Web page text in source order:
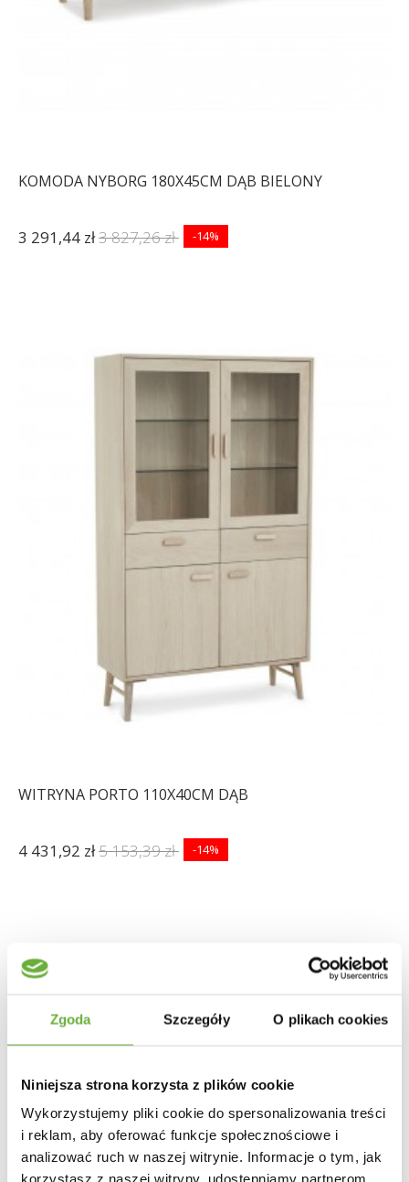
Zgoda Szczegóły O plikach cookies
Niniejsza strona korzysta z plików cookie
Wykorzystujemy pliki cookie do spersonalizowania treści
i reklam, aby oferować funkcje społecznościowe i
analizować ruch w naszej witrynie. Informacje o tym, jak
korzystasz z naszej witryny, udostępniamy partnerom
KOMODA NYBORG 180X45CM DĄB BIELONY
3 291,44 zł3 827,26 zł -14%
WITRYNA PORTO 110X40CM DĄB
4 431,92 zł5 153,39 zł -14%